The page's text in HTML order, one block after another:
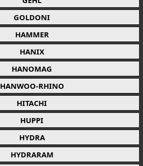
GOLDONI
HAMMER
HANIX
HANOMAG
HANWOO-RHINO
HITACHI
HUPPI
HYDRA
HYDRARAM